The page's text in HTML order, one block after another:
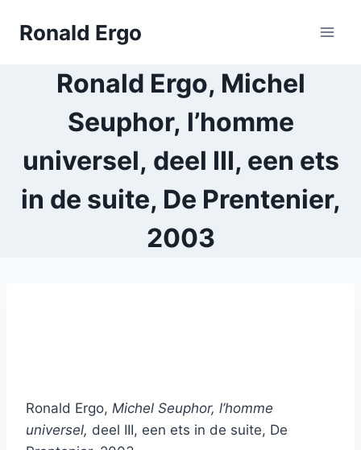
naarRonald Ergo
Ronald Ergo, Michel
Seuphor, l’homme
universel, deel III, een ets
in de suite, De Prentenier,
2003
Ronald Ergo, Michel Seuphor, l’homme
universel, deel III, een ets in de suite, De